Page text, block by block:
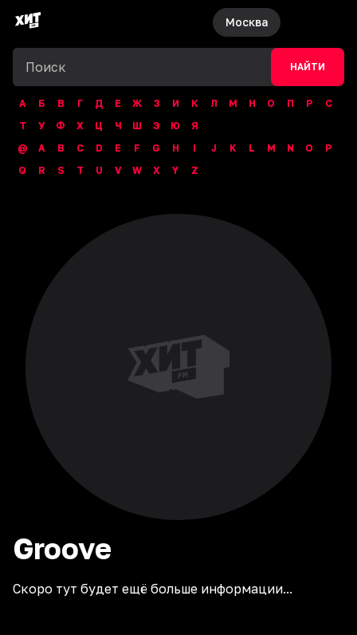
Москва
НАЙТИ
А Б В Г Д Е Ж З И К Л М Н О П Р
С
Т
У Ф Х Ц Ч Ш Э Ю
Я
@
A B C D E F G H I J K L M N O
P
Q
R S T U V W X Y Z
Groove
Скоро тут будет ещё больше информации...